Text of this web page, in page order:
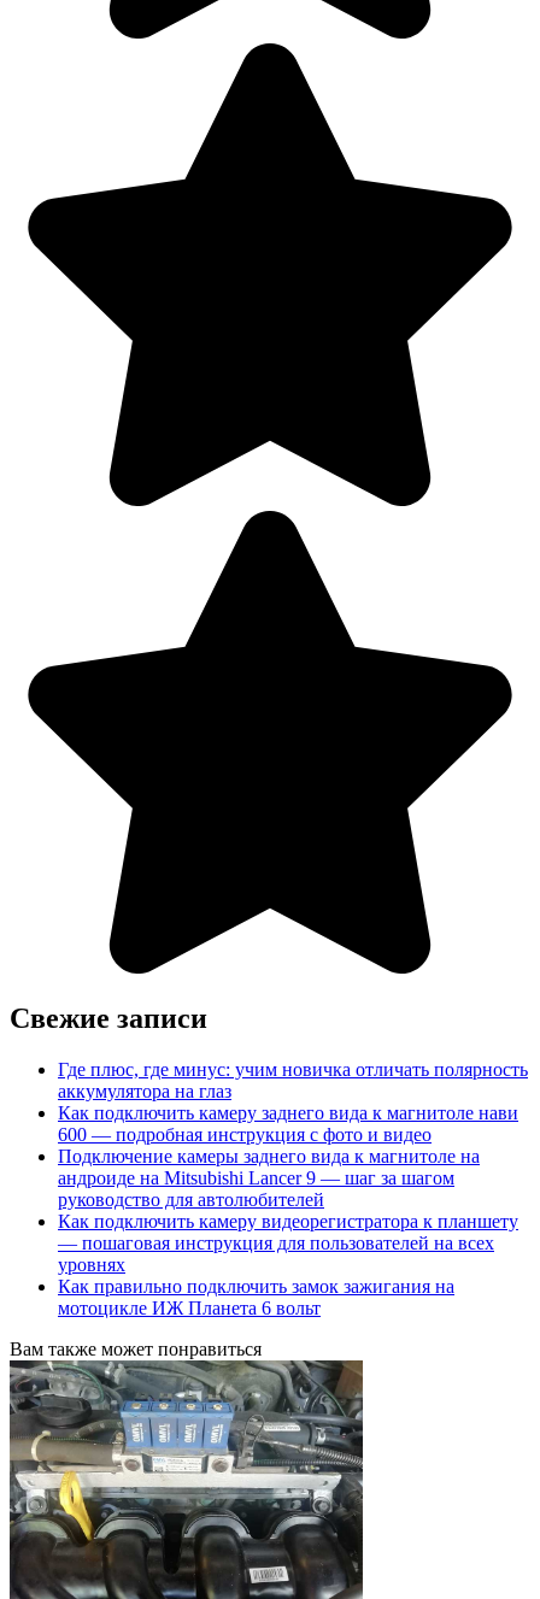
Свежие записи
Где плюс, где минус: учим новичка отличать полярность
аккумулятора на глаз
Как подключить камеру заднего вида к магнитоле нави
600 — подробная инструкция с фото и видео
Подключение камеры заднего вида к магнитоле на
андроиде на Mitsubishi Lancer 9 — шаг за шагом
руководство для автолюбителей
Как подключить камеру видеорегистратора к планшету
— пошаговая инструкция для пользователей на всех
уровнях
Как правильно подключить замок зажигания на
мотоцикле ИЖ Планета 6 вольт
Вам также может понравиться